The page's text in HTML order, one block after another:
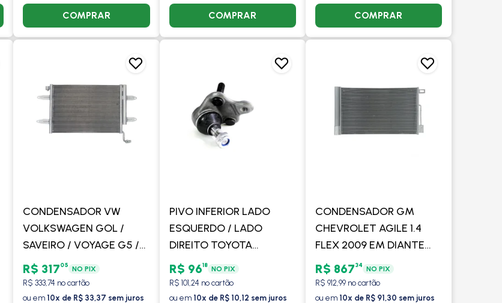
COMPRAR COMPRAR COMPRAR
CONDENSADOR VW
VOLKSWAGEN GOL /
SAVEIRO / VOYAGE G5 /
G6 2008 EM DIANTE FOX
/ POLO 2002 EM DIANTE -
PROCOOLER
R$ 31705 NO PIX
R$ 333,74 no cartão
ou em 10x de R$ 33,37 sem juros
PIVO INFERIOR LADO
ESQUERDO / LADO
DIREITO TOYOTA
COROLLA 2002 A 2008 /
FIELDER 2004 A 2008 /
RAV4 2000 A 2005 -
R$ 9618 NO PIX
R$ 101,24 no cartão
ou em 10x de R$ 10,12 sem juros
CONDENSADOR GM
CHEVROLET AGILE 1.4
FLEX 2009 EM DIANTE
NOVA MONTANA 2011 EM
DIANTE COM FILTRO -
MAHLE
R$ 86734 NO PIX
R$ 912,99 no cartão
ou em 10x de R$ 91,30 sem juros